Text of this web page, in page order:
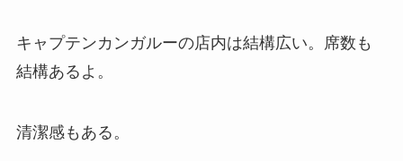
キャプテンカンガルーの店内は結構広い。席数も
結構あるよ。
清潔感もある。